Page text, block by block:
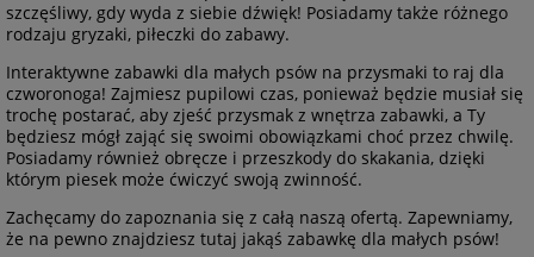
szczęśliwy, gdy wyda z siebie dźwięk! Posiadamy także różnego
rodzaju gryzaki, piłeczki do zabawy.
Interaktywne zabawki dla małych psów na przysmaki to raj dla
czworonoga! Zajmiesz pupilowi czas, ponieważ będzie musiał się
trochę postarać, aby zjeść przysmak z wnętrza zabawki, a Ty
będziesz mógł zająć się swoimi obowiązkami choć przez chwilę.
Posiadamy również obręcze i przeszkody do skakania, dzięki
którym piesek może ćwiczyć swoją zwinność.
Zachęcamy do zapoznania się z całą naszą ofertą. Zapewniamy,
że na pewno znajdziesz tutaj jakąś zabawkę dla małych psów!